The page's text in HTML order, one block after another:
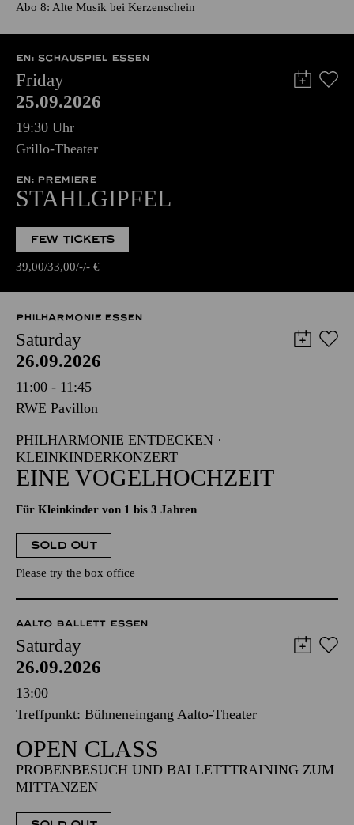
Abo 8: Alte Musik bei Kerzenschein
EN: SCHAUSPIEL ESSEN
Friday
25.09.2026
19:30 Uhr
Grillo-Theater
EN: PREMIERE
STAHLGIPFEL
FEW TICKETS
39,00 33,00 - - €
PHILHARMONIE ESSEN
Saturday
26.09.2026
11:00 - 11:45
RWE Pavillon
PHILHARMONIE ENTDECKEN ·
KLEINKINDERKONZERT
EINE VOGELHOCHZEIT
Für Kleinkinder von 1 bis 3 Jahren
SOLD OUT
Please try the box office
AALTO BALLETT ESSEN
Saturday
26.09.2026
13:00
Treffpunkt: Bühneneingang Aalto-Theater
OPEN CLASS
PROBENBESUCH UND BALLETTTRAINING ZUM
MITTANZEN